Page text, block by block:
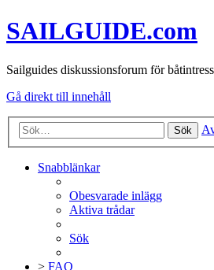
SAILGUIDE.com
Sailguides diskussionsforum för
Gå direkt till innehåll
Sök
Snabblänkar
Obesvarade inlägg
Aktiva trådar
Sök
> FAQ